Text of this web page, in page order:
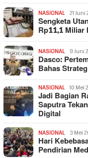
NASIONAL 21 Juni
Sengketa
Rp11,1 Miliar
NASIONAL 9 Juni
Dasco:
Bahas
NASIONAL 10 Mei
Jadi Bagian
Saputra
Digital
NASIONAL 3 Mei
Hari
Pendirian